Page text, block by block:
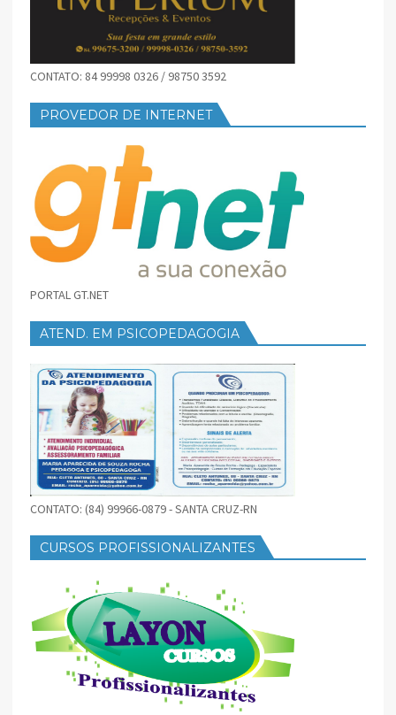
CONTATO: 84 99998 0326 / 98750 3592
PROVEDOR DE INTERNET
PORTAL GT.NET
ATEND. EM PSICOPEDAGOGIA
CONTATO: (84) 99966-0879 - SANTA CRUZ-RN
CURSOS PROFISSIONALIZANTES